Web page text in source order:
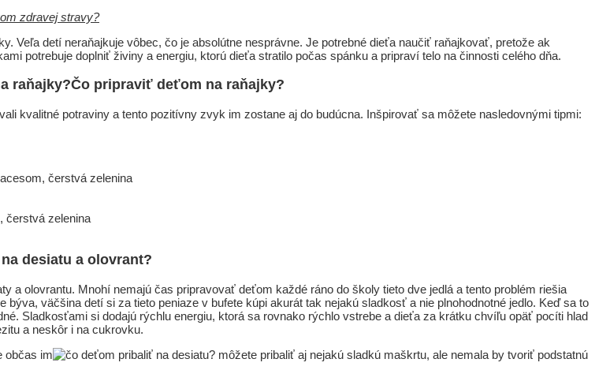
zdravej stravy?
Veľa detí neraňajkuje vôbec, čo je absolútne nesprávne. Je potrebné dieťa naučiť raňajkovať, pretože ak
potrebuje doplniť živiny a energiu, ktorú dieťa stratilo počas spánku a pripraví telo na činnosti celého dňa.
Čo pripraviť deťom na raňajky?
kvalitné potraviny a tento pozitívny zvyk im zostane aj do budúcna. Inšpirovať sa môžete nasledovnými tipmi:
čerstvá zelenina
čerstvá zelenina
desiatu a olovrant?
olovrantu. Mnohí nemajú čas pripravovať deťom každé ráno do školy tieto dve jedlá a tento problém riešia
väčšina detí si za tieto peniaze v bufete kúpi akurát tak nejakú sladkosť a nie plnohodnotné jedlo. Keď sa to
Sladkosťami si dodajú rýchlu energiu, ktorá sa rovnako rýchlo vstrebe a dieťa za krátku chvíľu opäť pocíti hlad
a neskôr i na cukrovku.
občas im
môžete pribaliť aj nejakú sladkú maškrtu, ale nemala by tvoriť podstatnú